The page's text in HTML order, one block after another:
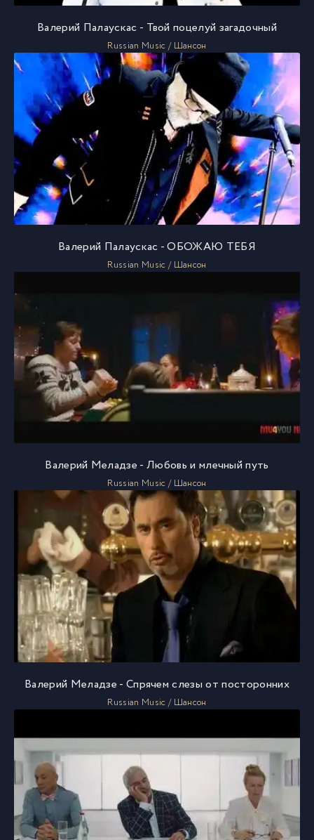
Валерий Палаускас - Твой поцелуй загадочный
Russian Music / Шансон
Валерий Палаускас - ОБОЖАЮ ТЕБЯ
Russian Music / Шансон
Валерий Меладзе - Любовь и млечный путь
Russian Music / Шансон
Валерий Меладзе - Спрячем слезы от посторонних
Russian Music / Шансон